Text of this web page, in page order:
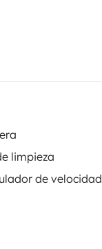
limpieza
de velocidad